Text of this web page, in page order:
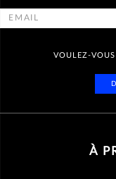
VOULEZ-VOUS
À